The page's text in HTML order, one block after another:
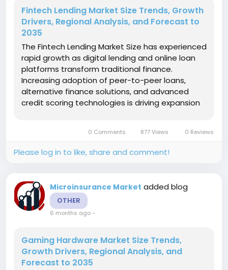
Fintech Lending Market Size Trends, Growth
Drivers, Regional Analysis, and Forecast to
2035
The Fintech Lending Market Size has experienced
rapid growth as digital lending and online loan
platforms transform traditional finance.
Increasing adoption of peer-to-peer loans,
alternative finance solutions, and advanced
credit scoring technologies is driving expansion
continues to grow as startups and...
0 Comments 877 Views 0 Reviews
Please log in to like, share and comment!
Microinsurance Market added blog
OTHER
6 months ago-
Gaming Hardware Market Size Trends,
Growth Drivers, Regional Analysis, and
Forecast to 2035